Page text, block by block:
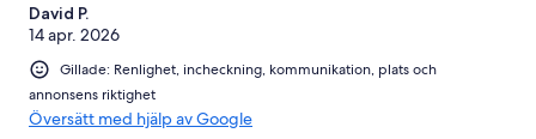
recensioner
David P.
14 apr. 2026
Gillade: Renlighet, incheckning, kommunikation, plats och
annonsens riktighet
Översätt med hjälp av Google